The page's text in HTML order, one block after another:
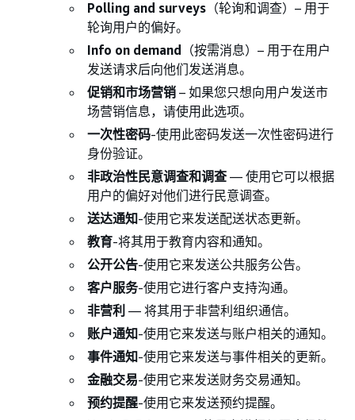
Polling and surveys （轮询和调查）– 用于
轮询用户的偏好。
Info on demand
（按需消息）– 用于在用户
发送请求后向他们发送消息。
促销和市场营销 – 如果您只想向用户发送市
场营销信息，请使用此选项。
一次性密码-使用此密码发送一次性密码进行
身份验证。
非政治性民意调查和调查 — 使用它可以根据
用户的偏好对他们进行民意调查。
送达通知-使用它来发送配送状态更新。
教育-将其用于教育内容和通知。
公开公告-使用它来发送公共服务公告。
客户服务-使用它进行客户支持沟通。
非营利 — 将其用于非营利组织通信。
账户通知-使用它来发送与账户相关的通知。
事件通知-使用它来发送与事件相关的更新。
金融交易-使用它来发送财务交易通知。
预约提醒-使用它来发送预约提醒。